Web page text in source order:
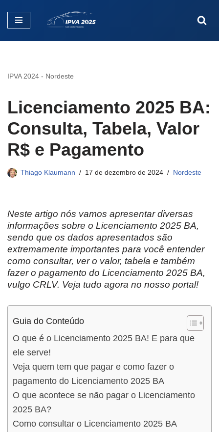
Pular
IPVA 2024 - Nordeste
Licenciamento 2025 BA:
Consulta, Tabela, Valor
R$ e Pagamento
Thiago Klaumann 17 de dezembro de 2024 Nordeste
Neste artigo nós vamos apresentar diversas
informações sobre o Licenciamento 2025 BA,
sendo que os dados apresentados são
extremamente importantes para você entender
como consultar, ver o valor, tabela e também
fazer o pagamento do Licenciamento 2025 BA,
vulgo CRLV. Veja tudo agora no nosso portal!
Guia do Conteúdo
O que é o Licenciamento 2025 BA! E para que
ele serve!
Veja quem tem que pagar e como fazer o
pagamento do Licenciamento 2025 BA
O que acontece se não pagar o Licenciamento
2025 BA?
Como consultar o Licenciamento 2025 BA